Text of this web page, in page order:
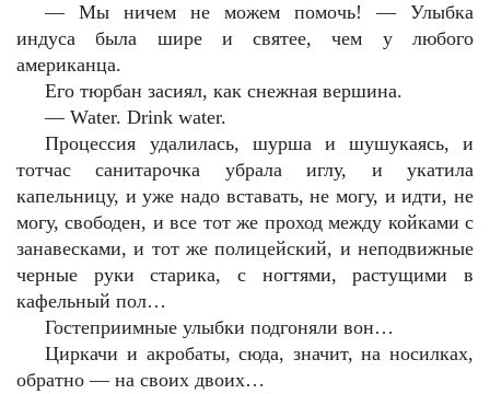
— Мы ничем не можем помочь! — Улыбка
индуса была шире и святее, чем у любого
американца.
Его тюрбан засиял, как снежная вершина.
— Water. Drink water.
Процессия удалилась, шурша и шушукаясь, и
тотчас санитарочка убрала иглу, и укатила
капельницу, и уже надо вставать, не могу, и идти, не
могу, свободен, и все тот же проход между койками с
занавесками, и тот же полицейский, и неподвижные
черные руки старика, с ногтями, растущими в
кафельный пол…
Гостеприимные улыбки подгоняли вон…
Циркачи и акробаты, сюда, значит, на носилках,
обратно — на своих двоих…